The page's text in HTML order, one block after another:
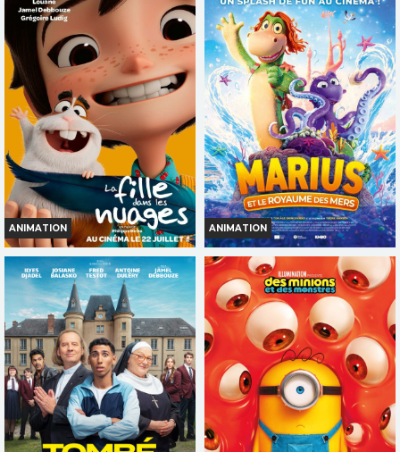
Horaires et Infos
Bande-annonce
Réservation
INT. -12ans
Horaires et Infos
Bande-annonce
Réservation
TOUT PUBLIC
ANIMATION
LA FILLE DANS LES NUAGES
Horaires et Infos
Bande-annonce
Réservation
TOUT PUBLIC
ANIMATION
MARIUS ET LE ROYAUME DES
MERS
Horaires et Infos
Bande-annonce
Réservation
TOUT PUBLIC